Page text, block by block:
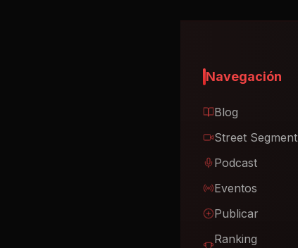
Navegación
Blog
Street Segment
Podcast
Eventos
Publicar
Ranking